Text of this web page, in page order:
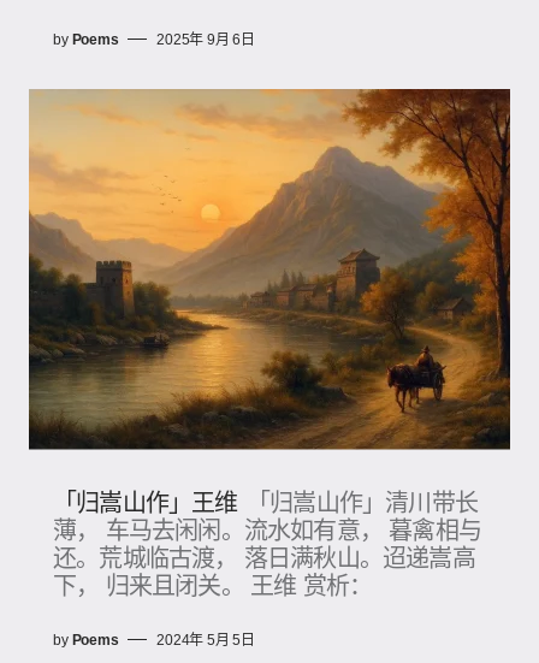
by Poems 2025年 9月 6日
「归嵩山作」王维
「归嵩山作」清川带长
薄， 车马去闲闲。流水如有意， 暮禽相与
还。荒城临古渡， 落日满秋山。迢递嵩高
下， 归来且闭关。 王维 赏析：
by Poems 2024年 5月 5日